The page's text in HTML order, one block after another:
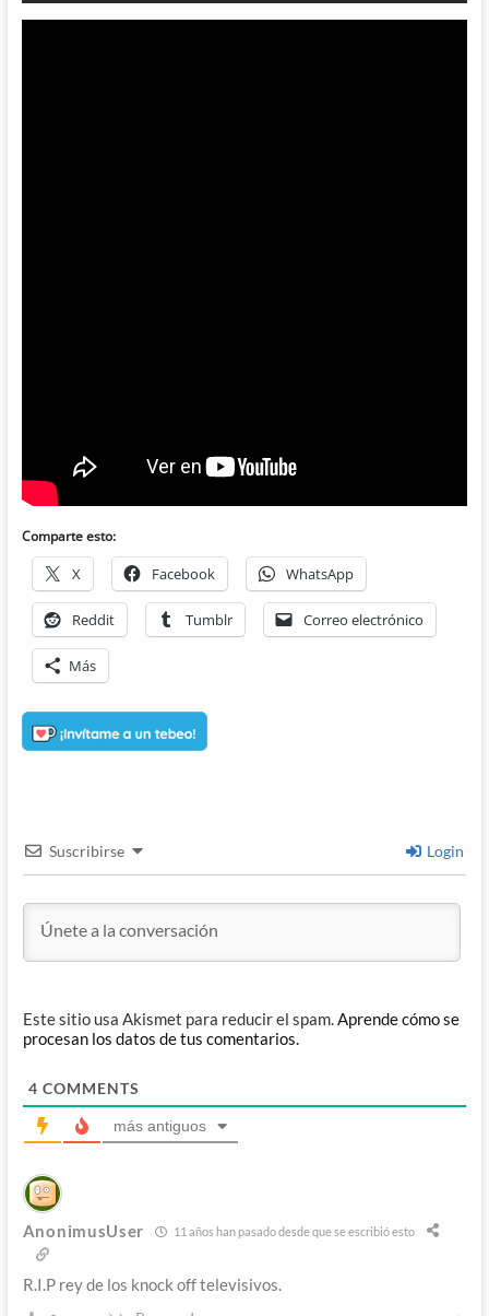
Comparte esto:
X Facebook WhatsApp
Reddit Tumblr Correo electrónico
Más
Suscribirse Login
Este sitio usa Akismet para reducir el spam.Aprende cómo se
procesan los datos de tus comentarios.
4 COMMENTS
más antiguos
AnonimusUser 11 años han pasado desde que se escribió esto
R.I.P rey de los knock off televisivos.